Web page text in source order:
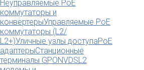
Неуправляемые PoE
коммутаторы и
конвертерыУправляемые PoE
коммутаторы (L2/
L2+)Уличные узлы доступаPoE
адаптерыСтанционные
терминалы GPONVDSL2